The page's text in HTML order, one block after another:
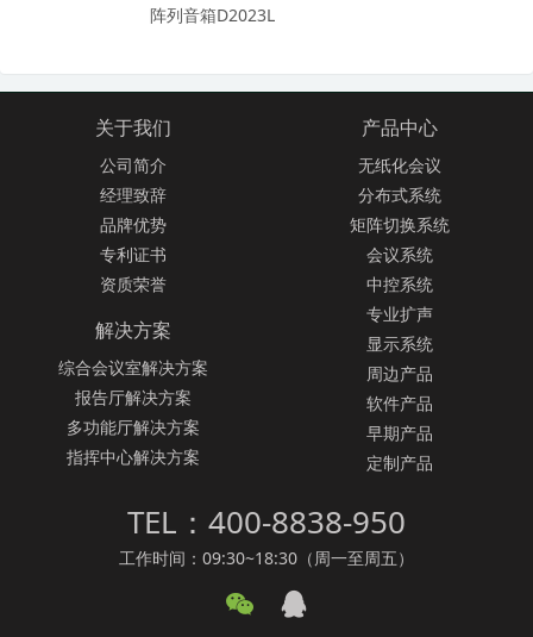
阵列音箱D2023L
关于我们
公司简介
经理致辞
品牌优势
专利证书
资质荣誉
产品中心
无纸化会议
分布式系统
矩阵切换系统
会议系统
中控系统
专业扩声
显示系统
周边产品
软件产品
早期产品
定制产品
解决方案
综合会议室解决方案
报告厅解决方案
多功能厅解决方案
指挥中心解决方案
TEL：400-8838-950
工作时间：09:30~18:30（周一至周五）